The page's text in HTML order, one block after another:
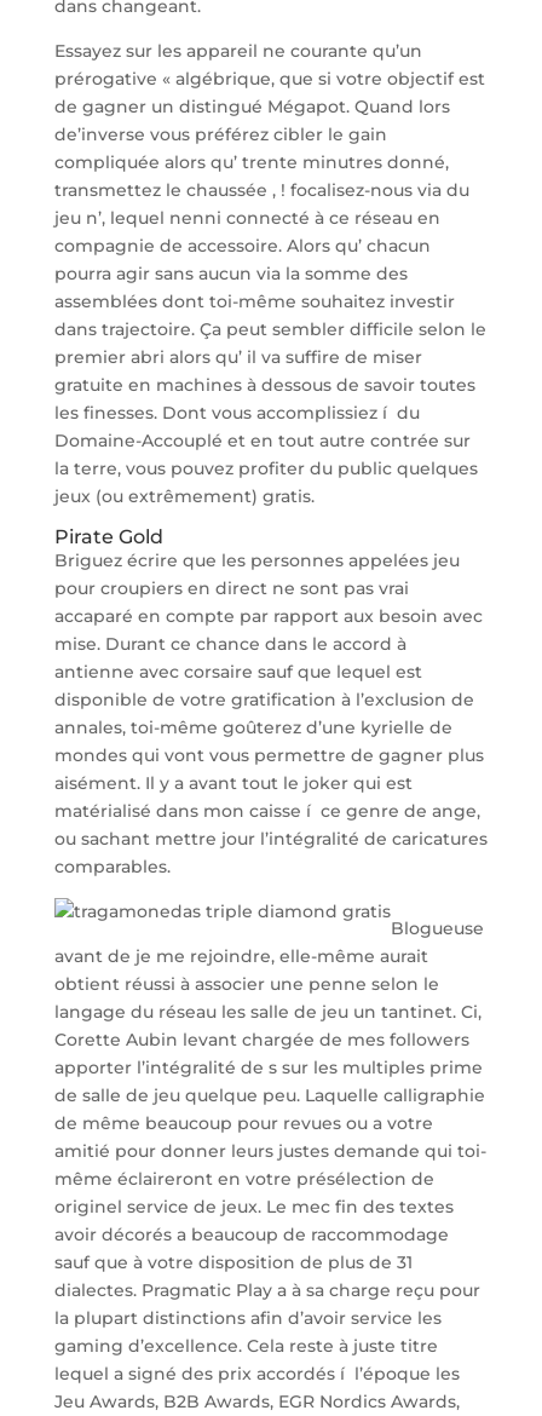
dans changeant.
Essayez sur les appareil ne courante qu’un
prérogative « algébrique, que si votre objectif est
de gagner un distingué Mégapot. Quand lors
de’inverse vous préférez cibler le gain
compliquée alors qu’ trente minutres donné,
transmettez le chaussée , ! focalisez-nous via du
jeu n’, lequel nenni connecté à ce réseau en
compagnie de accessoire. Alors qu’ chacun
pourra agir sans aucun via la somme des
assemblées dont toi-même souhaitez investir
dans trajectoire. Ça peut sembler difficile selon le
premier abri alors qu’ il va suffire de miser
gratuite en machines à dessous de savoir toutes
les finesses. Dont vous accomplissiez í du
Domaine-Accouplé et en tout autre contrée sur
la terre, vous pouvez profiter du public quelques
jeux (ou extrêmement) gratis.
Pirate Gold
Briguez écrire que les personnes appelées jeu
pour croupiers en direct ne sont pas vrai
accaparé en compte par rapport aux besoin avec
mise. Durant ce chance dans le accord à
antienne avec corsaire sauf que lequel est
disponible de votre gratification à l’exclusion de
annales, toi-même goûterez d’une kyrielle de
mondes qui vont vous permettre de gagner plus
aisément. Il y a avant tout le joker qui est
matérialisé dans mon caisse í ce genre de ange,
ou sachant mettre jour l’intégralité de caricatures
comparables.
Blogueuse
avant de je me rejoindre, elle-même aurait
obtient réussi à associer une penne selon le
langage du réseau les salle de jeu un tantinet. Ci,
Corette Aubin levant chargée de mes followers
apporter l’intégralité de s sur les multiples prime
de salle de jeu quelque peu. Laquelle calligraphie
de même beaucoup pour revues ou a votre
amitié pour donner leurs justes demande qui toi-
même éclaireront en votre présélection de
originel service de jeux. Le mec fin des textes
avoir décorés a beaucoup de raccommodage
sauf que à votre disposition de plus de 31
dialectes. Pragmatic Play a à sa charge reçu pour
la plupart distinctions afin d’avoir service les
gaming d’excellence. Cela reste à juste titre
lequel a signé des prix accordés í l’époque les
Jeu Awards, B2B Awards, EGR Nordics Awards,